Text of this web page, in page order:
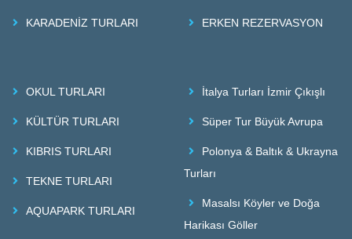
KARADENİZ TURLARI ERKEN REZERVASYON
OKUL TURLARI
KÜLTÜR TURLARI
KIBRIS TURLARI
TEKNE TURLARI
AQUAPARK TURLARI
İtalya Turları İzmir Çıkışlı
Süper Tur Büyük Avrupa
Polonya & Baltık & Ukrayna
Turları
Masalsı Köyler ve Doğa
Harikası Göller